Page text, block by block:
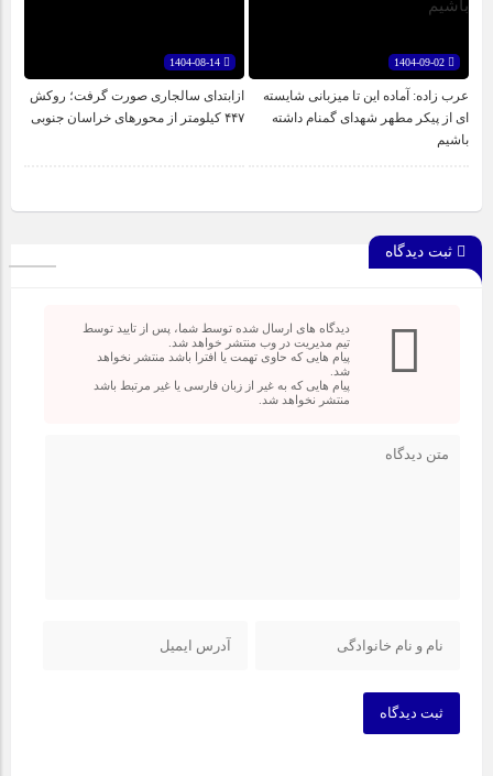
1404-09-02
عرب زاده: آماده این تا میزبانی شایسته
ای از پیکر مطهر شهدای گمنام داشته
باشیم
ازابتدای سالجاری صورت گرفت؛ روکش
۴۴۷ کیلومتر از محورهای خراسان جنوبی
ثبت دیدگاه
دیدگاه های ارسال شده توسط شما، پس از تایید توسط
تیم مدیریت در وب منتشر خواهد شد.
پیام هایی که حاوی تهمت یا افترا باشد منتشر نخواهد
شد.
پیام هایی که به غیر از زبان فارسی یا غیر مرتبط باشد
منتشر نخواهد شد.
ثبت دیدگاه